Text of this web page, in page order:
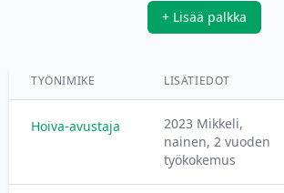
+ Lisää palkka
TYÖNIMIKE LISÄTIEDOT
Hoiva-avustaja
2023 Mikkeli,
nainen, 2 vuoden
työkokemus